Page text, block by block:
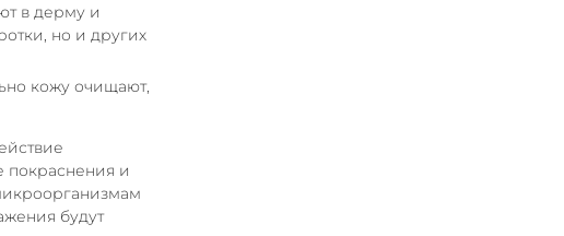
в дерму и
но и других
кожу очищают,
покраснения и
будут